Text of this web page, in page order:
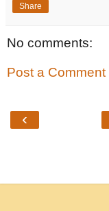
Share
No comments:
Post a Comment
‹